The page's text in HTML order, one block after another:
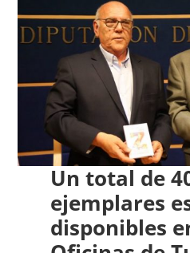
Un total de
ejemplares
disponibles